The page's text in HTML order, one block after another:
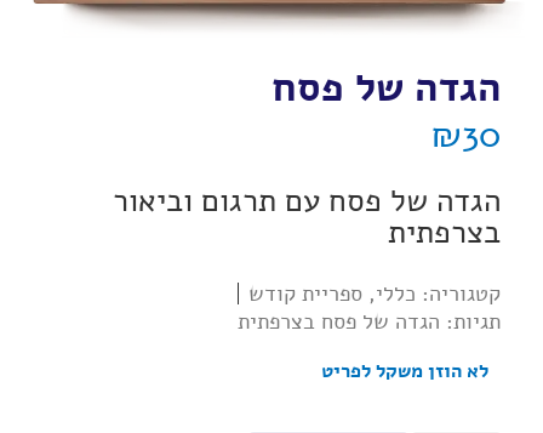
הגדה של פסח
₪30
הגדה של פסח עם תרגום וביאור
בצרפתית
קטגוריה: כללי, ספריית קודש
תגיות: הגדה של פסח בצרפתית
לא הוזן משקל לפריט